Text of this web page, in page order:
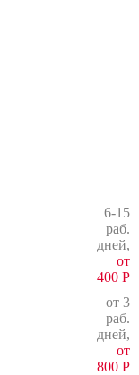
6-15
раб.
дней,
от
400 Р
от 3
раб.
дней,
от
800 Р